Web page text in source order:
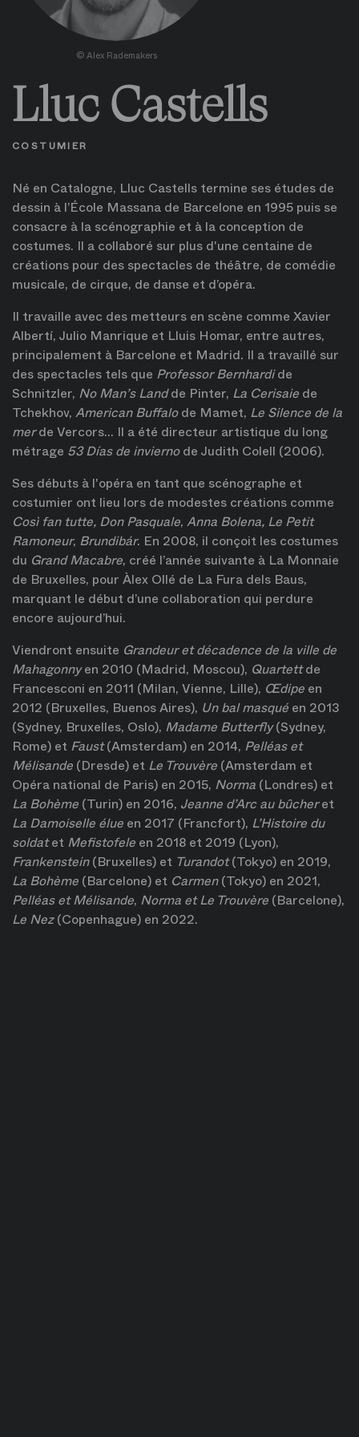
©Alex Rademakers
Lluc Castells
COSTUMIER
Né en Catalogne, Lluc Castells termine ses études de
dessin à l’École Massana de Barcelone en 1995 puis se
consacre à la scénographie et à la conception de
costumes. Il a collaboré sur plus d'une centaine de
créations pour des spectacles de théâtre, de comédie
musicale, de cirque, de danse et d’opéra.
Il travaille avec des metteurs en scène comme Xavier
Albertí, Julio Manrique et Lluis Homar, entre autres,
principalement à Barcelone et Madrid. Il a travaillé sur
des spectacles tels que Professor Bernhardide
Schnitzler, No Man’s Landde Pinter, La Cerisaie de
Tchekhov, American Buffalode Mamet, Le Silence de la
merde Vercors... Il a été directeur artistique du long
métrage 53 Días de inviernode Judith Colell (2006).
Ses débuts à l'opéra en tant que scénographe et
costumier ont lieu lors de modestes créations comme
Così fan tutte, Don Pasquale, Anna Bolena, Le Petit
Ramoneur, Brundibár. En 2008, il conçoit les costumes
du Grand Macabre, créé l’année suivante à La Monnaie
de Bruxelles, pour Àlex Ollé de La Fura dels Baus,
marquant le début d’une collaboration qui perdure
encore aujourd’hui.
Viendront ensuite Grandeur et décadence de la ville de
Mahagonnyen 2010 (Madrid, Moscou), Quartettde
Francesconi en 2011 (Milan, Vienne, Lille), Œdipe en
2012 (Bruxelles, Buenos Aires), Un bal masqué en 2013
(Sydney, Bruxelles, Oslo), Madame Butterfly(Sydney,
Rome) et Faust(Amsterdam) en 2014, Pelléas et
Mélisande (Dresde) et Le Trouvère (Amsterdam et
Opéra national de Paris) en 2015, Norma (Londres) et
La Bohème (Turin) en 2016, Jeanne d’Arc au bûcheret
La Damoiselle élue en 2017 (Francfort), L’Histoire du
soldatet Mefistofele en 2018 et 2019 (Lyon),
Frankenstein(Bruxelles) et Turandot(Tokyo) en 2019,
La Bohème (Barcelone) et Carmen(Tokyo) en 2021,
Pelléas et Mélisande, Norma et Le Trouvère (Barcelone),
Le Nez(Copenhague) en 2022.